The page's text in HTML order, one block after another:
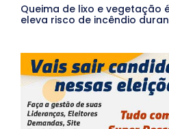
Queima de lixo e vegetação
eleva risco de incêndio